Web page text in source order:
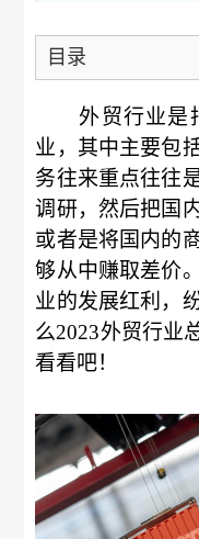
目录
外贸行业是
业，其中主要包
务往来重点往往
调研，然后把国
或者是将国内的
够从中赚取差价
业的发展红利，
么2023外贸行业
看看吧！